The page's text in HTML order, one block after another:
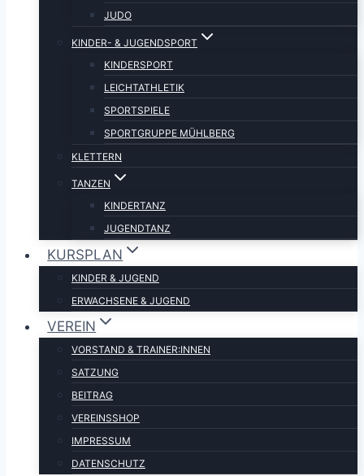
JUDO
KINDER- & JUGENDSPORT
KINDERSPORT
LEICHTATHLETIK
SPORTSPIELE
SPORTGRUPPE MÜHLBERG
KLETTERN
TANZEN
KINDERTANZ
JUGENDTANZ
KURSPLAN
KINDER & JUGEND
ERWACHSENE & JUGEND
VEREIN
VORSTAND & TRAINER:INNEN
SATZUNG
BEITRAG
VEREINSSHOP
IMPRESSUM
DATENSCHUTZ